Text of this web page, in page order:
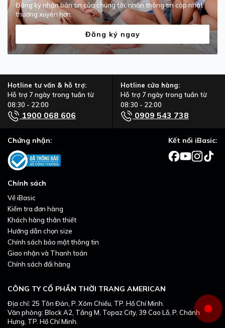
Đăng ký nhận bản tin của chúng tôi, nhận thông tin cập nhật
thường xuyên hơn.
Đăng ký ngay
Hotline tư vấn & hỗ trợ:
Hỗ trợ 7 ngày trong tuần từ
08:30 - 22:00
1900 068 606
Hotline cửa hàng:
Hỗ trợ 7 ngày trong tuần từ
08:30 - 22:00
0909 543 738
CÔNG TY CỔ PHẦN THỜI TRANG AMERICAN
Địa chỉ: 25 Tôn Đản, P. Xóm Chiếu, TP. Hồ Chí Minh.
Văn phòng: Block A2, Tầng M, Topaz City, 39 Cao Lỗ, P. Chánh
Hưng, TP. Hồ Chí Minh.
Chính sách
Về iBasic
Kiểm tra đơn hàng
Khách hàng thân thiết
Hướng dẫn chọn size
Chính sách bảo mật thông tin
Giao nhận và Thanh toán
Chính sách đổi hàng
Chứng nhận: Kết nối iBasic: